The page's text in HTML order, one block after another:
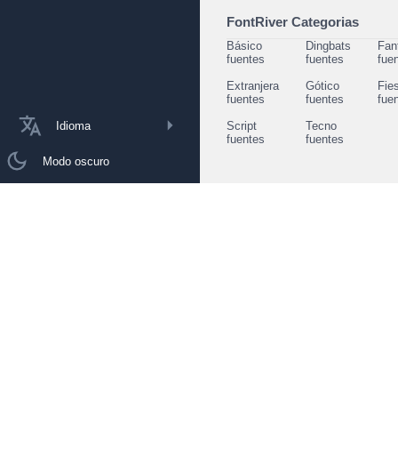
Idioma
Modo oscuro
FontRiver Categorias
Básico
fuentes
Dingbats
fuentes
Extranjera
fuentes
Gótico
fuentes
Script
fuentes
Tecno
fuentes